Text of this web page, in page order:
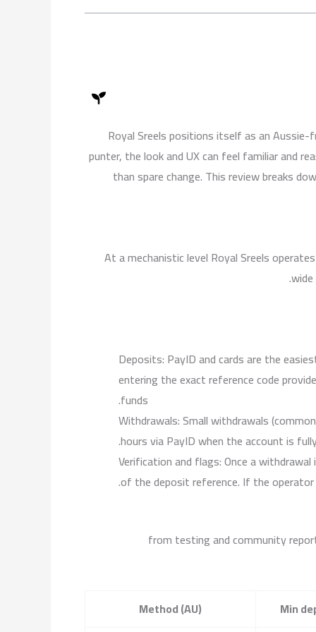
e r o
Royal Sreels positions itself as an
punter, the look and UX can feel familiar
than spare change. This review breaks
At a mechanistic level Royal Sreels
Deposits: PayID and cards are the
entering the exact reference code
funds.
Withdrawals: Small withdrawals
hours via PayID when the account is
Verification and flags: Once a
of the deposit reference. If the operator
from testing and community
Method (AU) Min